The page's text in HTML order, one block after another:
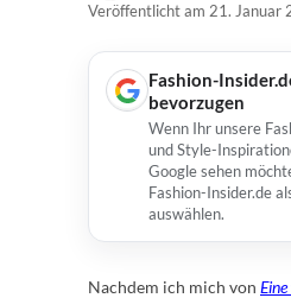
Veröffentlicht am 21. Januar
Fashion-
bevorzugen
Wenn Ihr unsere
und Style-
Google sehen
Fashion-Insider.de
auswählen.
Nachdem ich mich von